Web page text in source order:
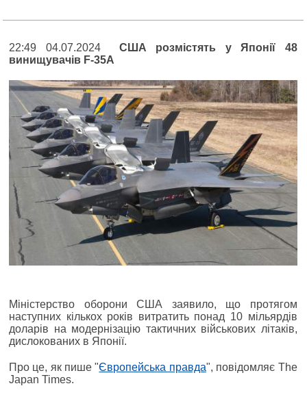
22:49 04.07.2024 США розмістять у Японії 48
винищувачів F-35A
Міністерство оборони США заявило, що протягом
наступних кількох років витратить понад 10 мільярдів
доларів на модернізацію тактичних військових літаків,
дислокованих в Японії.
Про це, як пише "Європейська правда", повідомляє The
Japan Times.